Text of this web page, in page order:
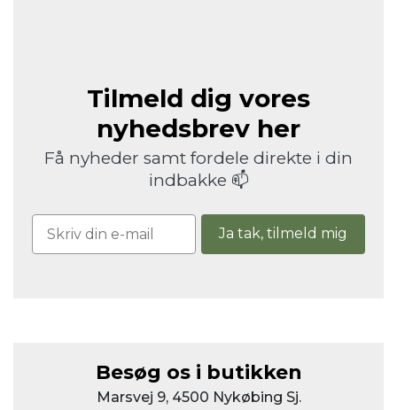
Tilmeld dig vores
nyhedsbrev her
Få nyheder samt fordele direkte i din
indbakke 📫
Ja tak, tilmeld mig
Besøg os i butikken
Marsvej 9, 4500 Nykøbing Sj.